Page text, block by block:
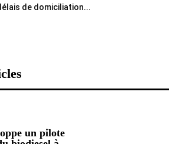
de domiciliation...
un pilote